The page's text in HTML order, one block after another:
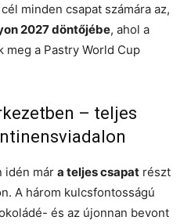
minden csapat számára az,
2027 döntőjébe, ahol a
a Pastry World Cup
– teljes
idén már a teljes csapat részt
A három kulcsfontosságú
és az újonnan bevont